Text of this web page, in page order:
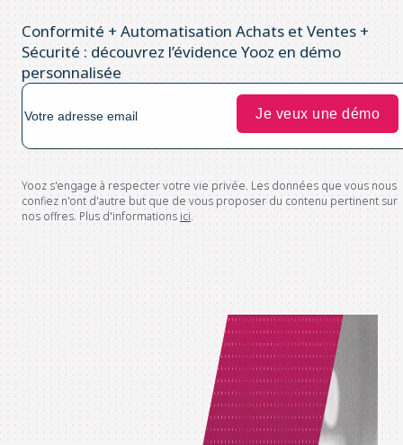
Conformité + Automatisation Achats et Ventes +
Sécurité : découvrez l’évidence Yooz en démo
personnalisée
Yooz s'engage à respecter votre vie privée. Les données que vous nous
confiez n'ont d'autre but que de vous proposer du contenu pertinent sur
nos offres. Plus d'informations ici.